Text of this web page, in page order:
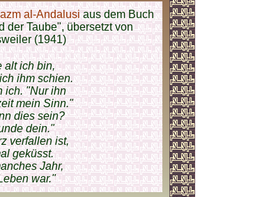
al-Andalusiaus dem Buch
der Taube", übersetzt von
(1941)
alt ich bin,
ihm schien.
ich. "Nur ihn
mein Sinn."
dies sein?
dein."
verfallen ist,
geküsst.
Jahr,
war."